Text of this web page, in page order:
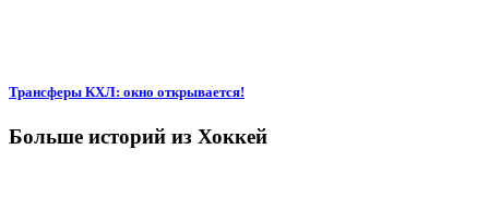
Трансферы КХЛ: окно открывается!
Больше историй из Хоккей